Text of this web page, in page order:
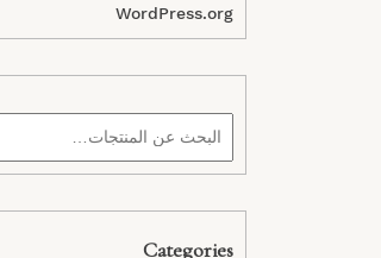
WordPress.org
Categories